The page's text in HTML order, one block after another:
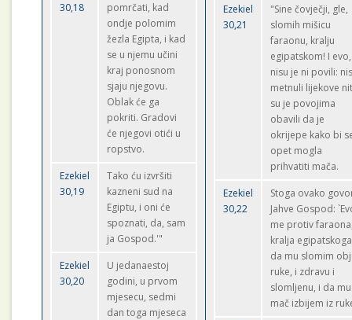
30,18
pomrčati, kad
ondje polomim
žezla Egipta, i kad
se u njemu učini
kraj ponosnom
sjaju njegovu.
Oblak će ga
pokriti. Gradovi
će njegovi otići u
ropstvo.
Ezekiel
30,19
Tako ću izvršiti
kazneni sud na
Egiptu, i oni će
spoznati, da, sam
ja Gospod.'"
Ezekiel
30,20
U jedanaestoj
godini, u prvom
mjesecu, sedmi
dan toga mjeseca
Ezekiel
30,21
"Sine čovječji, gle,
slomih mišicu
faraonu, kralju
egipatskom! I evo,
nisu je ni povili:
metnuli lijekove
su je povojima
obavili da je
okrijepe kako bi
opet mogla
prihvatiti mača.
Ezekiel
30,22
Stoga ovako
Jahve Gospod:
me protiv
kralja
da mu slomim
ruke, i zdravu i
slomljenu, i da mu
mač izbijem iz